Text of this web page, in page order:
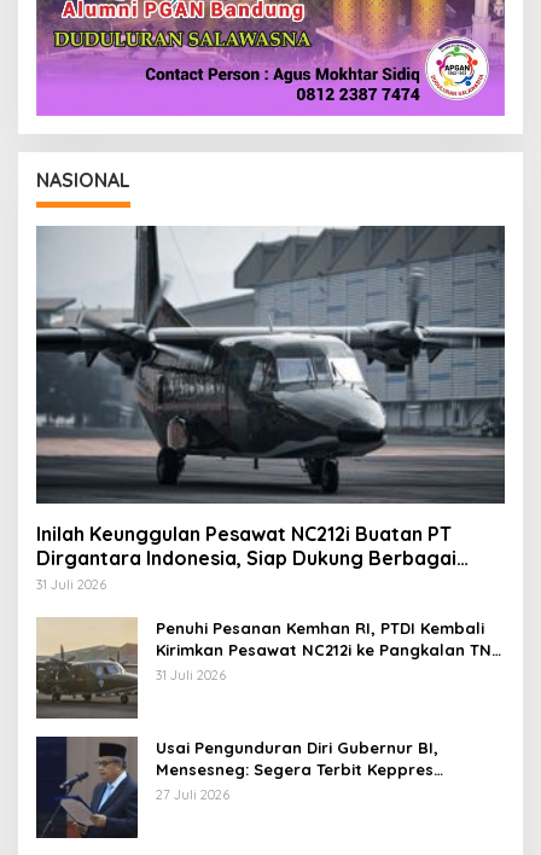
NASIONAL
Inilah Keunggulan Pesawat NC212i Buatan PT
Dirgantara Indonesia, Siap Dukung Berbagai
Operasi TNI
31 Juli 2026
Penuhi Pesanan Kemhan RI, PTDI Kembali
Kirimkan Pesawat NC212i ke Pangkalan TNI
AU
31 Juli 2026
Usai Pengunduran Diri Gubernur BI,
Mensesneg: Segera Terbit Keppres
Pemberhentian dengan Hormat
27 Juli 2026